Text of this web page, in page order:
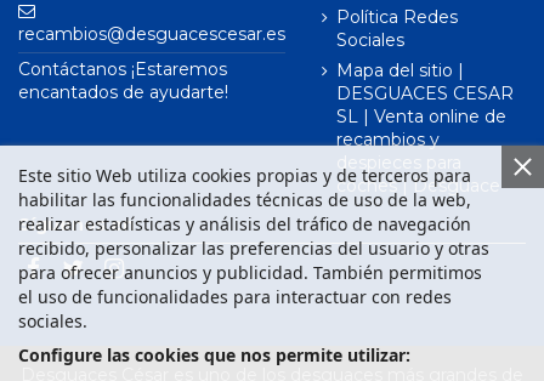
recambios@desguacescesar.es
Contáctanos ¡Estaremos
encantados de ayudarte!
Política Redes
Sociales
Mapa del sitio |
DESGUACES CESAR
SL | Venta online de
recambios y
despieces para
coches | Desguace
Este sitio Web utiliza cookies propias y de terceros para
habilitar las funcionalidades técnicas de uso de la web,
realizar estadísticas y análisis del tráfico de navegación
recibido, personalizar las preferencias del usuario y otras
para ofrecer anuncios y publicidad. También permitimos
el uso de funcionalidades para interactuar con redes
sociales.
Configure las cookies que nos permite utilizar:
Síguenos en